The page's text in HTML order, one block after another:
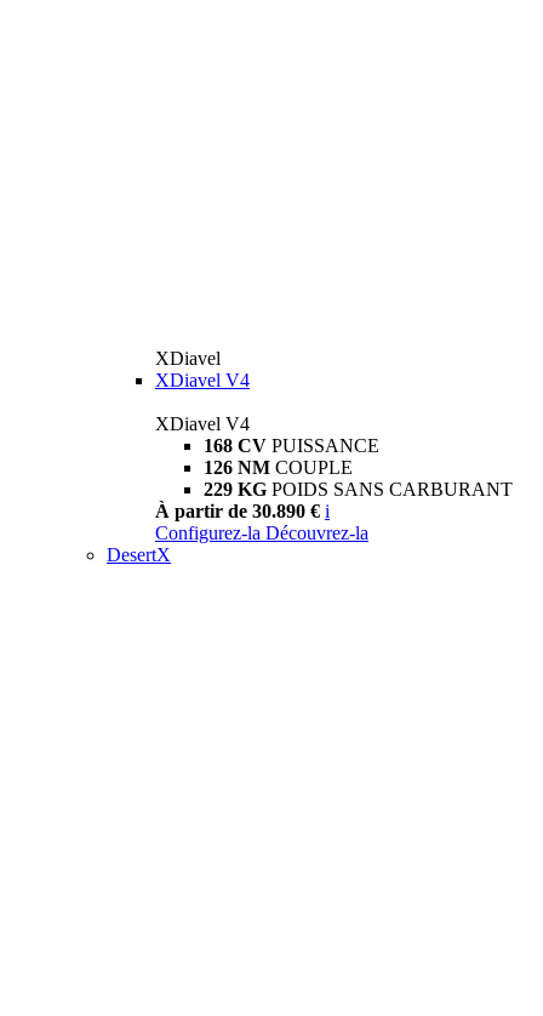
XDiavel
XDiavel V4
XDiavel V4
168 CV PUISSANCE
126 NM COUPLE
229 KG POIDS SANS CARBURANT
À partir de 30.890 € i
Configurez-la Découvrez-la
DesertX